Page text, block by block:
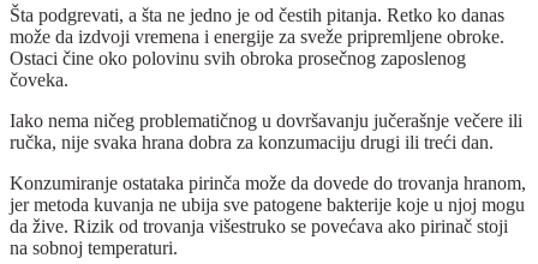
Šta podgrevati, a šta ne jedno je od čestih pitanja. Retko ko danas
može da izdvoji vremena i energije za sveže pripremljene obroke.
Ostaci čine oko polovinu svih obroka prosečnog zaposlenog
čoveka.
Iako nema ničeg problematičnog u dovršavanju jučerašnje večere ili
ručka, nije svaka hrana dobra za konzumaciju drugi ili treći dan.
Konzumiranje ostataka pirinča može da dovede do trovanja hranom,
jer metoda kuvanja ne ubija sve patogene bakterije koje u njoj mogu
da žive. Rizik od trovanja višestruko se povećava ako pirinač stoji
na sobnoj temperaturi.